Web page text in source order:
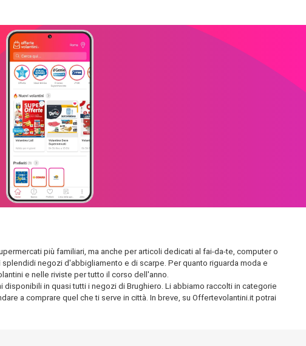
più familiari, ma anche per articoli dedicati al fai-da-te, computer o
negozi d'abbigliamento e di scarpe. Per quanto riguarda moda e
e nelle riviste per tutto il corso dell'anno.
in quasi tutti i negozi di Brughiero. Li abbiamo raccolti in categorie
a comprare quel che ti serve in città. In breve, su Offertevolantini.it potrai